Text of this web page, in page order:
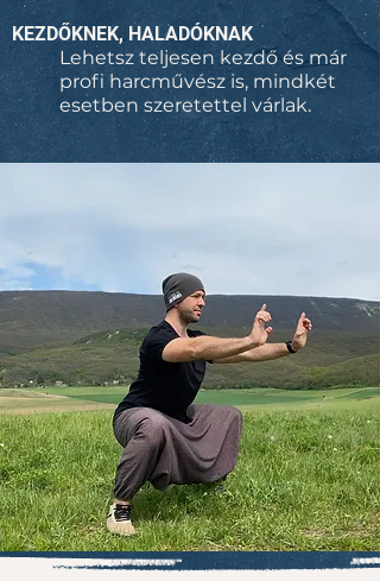
KEZDŐKNEK, HALADÓKNAK
Lehetsz teljesen kezdő és már
profi harcművész is, mindkét
esetben szeretettel várlak.